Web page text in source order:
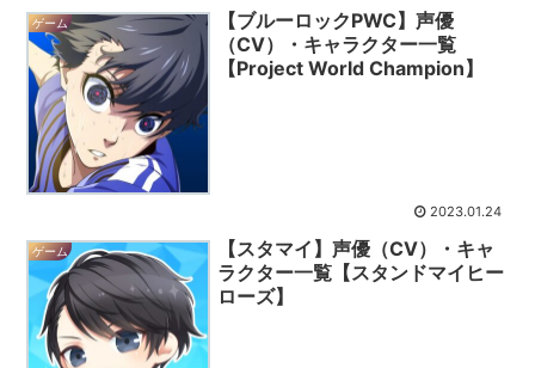
ゲーム
【ブルーロックPWC】声優
（CV）・キャラクター一覧
【Project World Champion】
2023.01.24
ゲーム
【スタマイ】声優（CV）・キャ
ラクター一覧【スタンドマイヒー
ローズ】